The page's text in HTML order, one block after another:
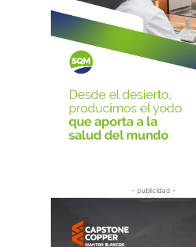
- publicidad -